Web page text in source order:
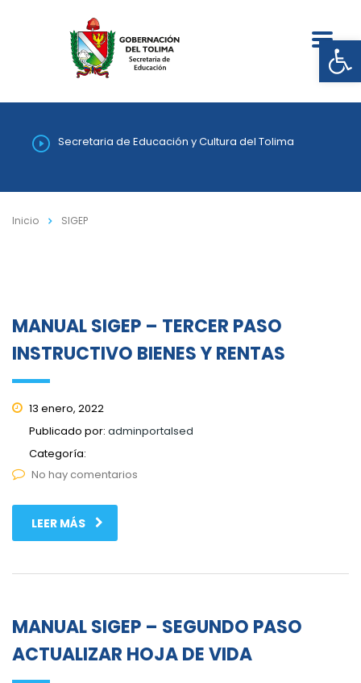
Secretaria de Educación y Cultura del Tolima
Inicio SIGEP
MANUAL SIGEP – TERCER PASO
INSTRUCTIVO BIENES Y RENTAS
13 enero, 2022
Publicado por: adminportalsed
Categoría:
No hay comentarios
LEER MÁS
MANUAL SIGEP – SEGUNDO PASO
ACTUALIZAR HOJA DE VIDA